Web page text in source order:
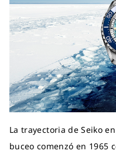
La trayectoria de Seiko
buceo comenzó en 1965